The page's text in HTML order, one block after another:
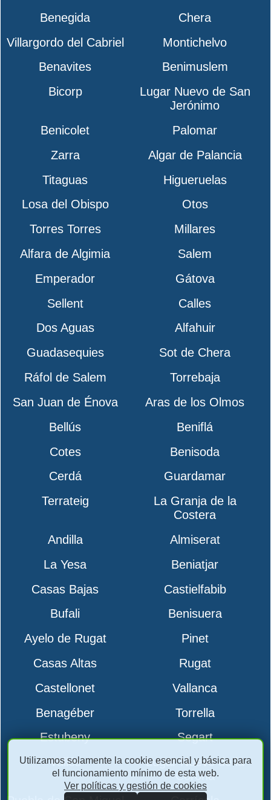
Benegida
Chera
Villargordo del Cabriel
Montichelvo
Benavites
Benimuslem
Bicorp
Lugar Nuevo de San
Jerónimo
Benicolet
Palomar
Zarra
Algar de Palancia
Titaguas
Higueruelas
Losa del Obispo
Otos
Torres Torres
Millares
Alfara de Algimia
Salem
Emperador
Gátova
Sellent
Calles
Dos Aguas
Alfahuir
Guadasequies
Sot de Chera
Ráfol de Salem
Torrebaja
San Juan de Énova
Aras de los Olmos
Bellús
Beniflá
Cotes
Benisoda
Cerdá
Guardamar
Terrateig
La Granja de la
Costera
Andilla
Almiserat
La Yesa
Beniatjar
Casas Bajas
Castielfabib
Bufali
Benisuera
Ayelo de Rugat
Pinet
Casas Altas
Rugat
Castellonet
Vallanca
Benagéber
Torrella
Estubeny
Segart
Vallés
Lugar Nuevo de la
Corona
Utilizamos solamente la cookie esencial y básica para
el funcionamiento mínimo de esta web.
Ver políticas y gestión de cookies